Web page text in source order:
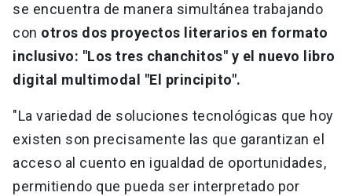
se encuentra de manera simultánea trabajando
con otros dos proyectos literarios en formato
inclusivo: "Los tres chanchitos" y el nuevo libro
digital multimodal "El principito".
"La variedad de soluciones tecnológicas que hoy
existen son precisamente las que garantizan el
acceso al cuento en igualdad de oportunidades,
permitiendo que pueda ser interpretado por